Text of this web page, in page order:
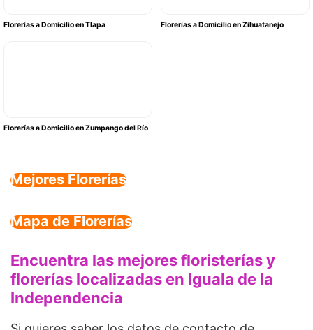
Florerías a Domicilio en Tlapa Florerías a Domicilio en Zihuatanejo
Florerías a Domicilio en Zumpango del Río
Mejores Florerías
Mapa de Florerías
Encuentra las mejores floristerías y
florerías localizadas en Iguala de la
Independencia